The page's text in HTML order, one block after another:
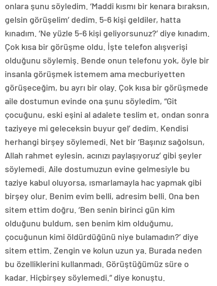
onlara şunu söyledim. ‘Maddi kısmı bir kenara bıraksın,
gelsin görüşelim’ dedim. 5-6 kişi geldiler, hatta
kınadım. ‘Ne yüzle 5-6 kişi geliyorsunuz?’ diye kınadım.
Çok kısa bir görüşme oldu. İşte telefon alışverişi
olduğunu söylemiş. Bende onun telefonu yok, öyle bir
insanla görüşmek istemem ama mecburiyetten
görüşeceğim, bu ayrı bir olay. Çok kısa bir görüşmede
aile dostumun evinde ona şunu söyledim, “Git
çocuğunu, eski eşini al adalete teslim et, ondan sonra
taziyeye mi geleceksin buyur gel’ dedim. Kendisi
herhangi birşey söylemedi. Net bir ‘Başınız sağolsun,
Allah rahmet eylesin, acınızı paylaşıyoruz’ gibi şeyler
söylemedi. Aile dostumuzun evine gelmesiyle bu
taziye kabul oluyorsa, ısmarlamayla hac yapmak gibi
birşey olur. Benim evim belli, adresim belli. Ona ben
sitem ettim doğru. ‘Ben senin birinci gün kim
olduğunu buldum, sen benim kim olduğumu,
çocuğunun kimi öldürdüğünü niye bulamadın?’ diye
sitem ettim. Zengin ve kolun uzun ya. Burada neden
bu özelliklerini kullanmadı. Görüştüğümüz süre o
kadar. Hiçbirşey söylemedi.” diye konuştu.